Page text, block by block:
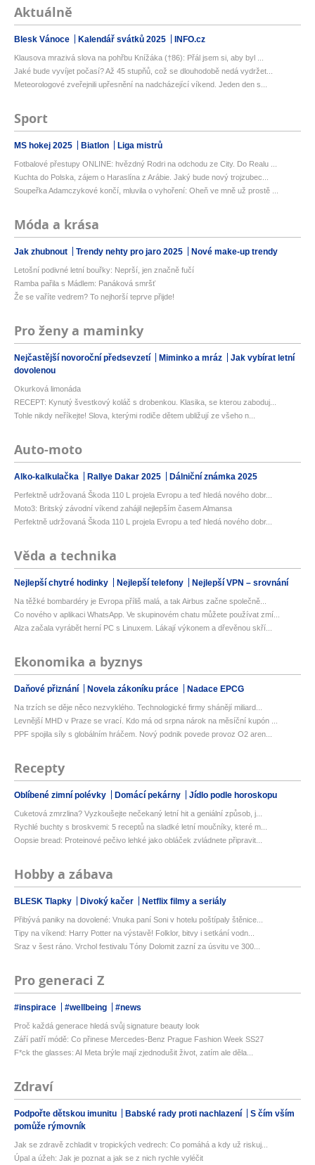
Aktuálně
Blesk Vánoce Kalendář svátků 2025 INFO.cz
Klausova mrazivá slova na pohřbu Knížáka (†86): Přál jsem si, aby byl ...
Jaké bude vyvíjet počasí? Až 45 stupňů, což se dlouhodobě nedá vydržet...
Meteorologové zveřejnili upřesnění na nadcházející víkend. Jeden den s...
Sport
MS hokej 2025 Biatlon Liga mistrů
Fotbalové přestupy ONLINE: hvězdný Rodri na odchodu ze City. Do Realu ...
Kuchta do Polska, zájem o Haraslína z Arábie. Jaký bude nový trojzubec...
Soupeřka Adamczykové končí, mluvila o vyhoření: Oheň ve mně už prostě ...
Móda a krása
Jak zhubnout Trendy nehty pro jaro 2025 Nové make-up trendy
Letošní podivné letní bouřky: Neprší, jen značně fučí
Ramba pařila s Mádlem: Panáková smršť
Že se vaříte vedrem? To nejhorší teprve přijde!
Pro ženy a maminky
Nejčastější novoroční předsevzetí Miminko a mráz
Jak vybírat letní
dovolenou
Okurková limonáda
RECEPT: Kynutý švestkový koláč s drobenkou. Klasika, se kterou zaboduj...
Tohle nikdy neříkejte! Slova, kterými rodiče dětem ubližují ze všeho n...
Auto-moto
Alko-kalkulačka Rallye Dakar 2025 Dálniční známka 2025
Perfektně udržovaná Škoda 110 L projela Evropu a teď hledá nového dobr...
Moto3: Britský závodní víkend zahájil nejlepším časem Almansa
Perfektně udržovaná Škoda 110 L projela Evropu a teď hledá nového dobr...
Věda a technika
Nejlepší chytré hodinky Nejlepší telefony Nejlepší VPN – srovnání
Na těžké bombardéry je Evropa příliš malá, a tak Airbus začne společně...
Co nového v aplikaci WhatsApp. Ve skupinovém chatu můžete používat zmí...
Alza začala vyrábět herní PC s Linuxem. Lákají výkonem a dřevěnou skří...
Ekonomika a byznys
Daňové přiznání Novela zákoníku práce Nadace EPCG
Na trzích se děje něco nezvyklého. Technologické firmy shánějí miliard...
Levnější MHD v Praze se vrací. Kdo má od srpna nárok na měsíční kupón ...
PPF spojila síly s globálním hráčem. Nový podnik povede provoz O2 aren...
Recepty
Oblíbené zimní polévky Domácí pekárny Jídlo podle horoskopu
Cuketová zmrzlina? Vyzkoušejte nečekaný letní hit a geniální způsob, j...
Rychlé buchty s broskvemi: 5 receptů na sladké letní moučníky, které m...
Oopsie bread: Proteinové pečivo lehké jako obláček zvládnete připravit...
Hobby a zábava
BLESK Tlapky Divoký kačer Netflix filmy a seriály
Přibývá paniky na dovolené: Vnuka paní Soni v hotelu poštípaly štěnice...
Tipy na víkend: Harry Potter na výstavě! Folklor, bitvy i setkání vodn...
Sraz v šest ráno. Vrchol festivalu Tóny Dolomit zazní za úsvitu ve 300...
Pro generaci Z
#inspirace #wellbeing #news
Proč každá generace hledá svůj signature beauty look
Září patří módě: Co přinese Mercedes-Benz Prague Fashion Week SS27
F*ck the glasses: AI Meta brýle mají zjednodušit život, zatím ale děla...
Zdraví
Podpořte dětskou imunitu Babské rady proti nachlazení
S čím vším
pomůže rýmovník
Jak se zdravě zchladit v tropických vedrech: Co pomáhá a kdy už riskuj...
Úpal a úžeh: Jak je poznat a jak se z nich rychle vyléčit